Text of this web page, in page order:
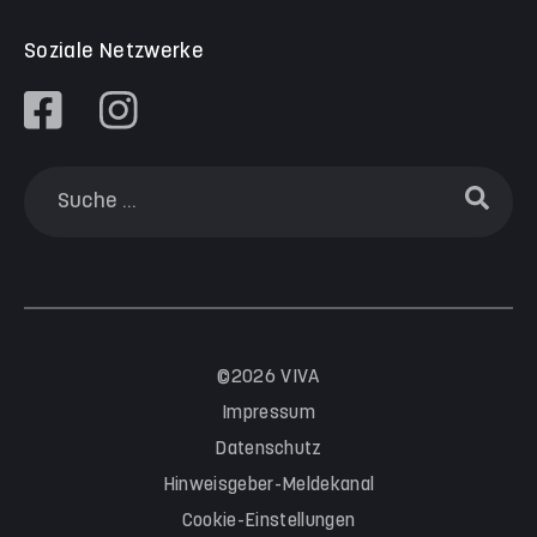
Soziale Netzwerke
©2026 VIVA
Impressum
Datenschutz
Hinweisgeber-Meldekanal
Cookie-Einstellungen